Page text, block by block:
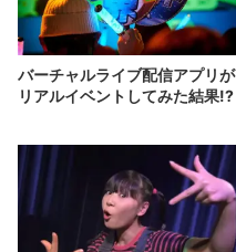
バーチャルライブ配信アプリが
リアルイベントしてみた結果!?